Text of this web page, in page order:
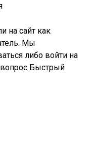
на сайт как
Мы
либо войти на
Быстрый